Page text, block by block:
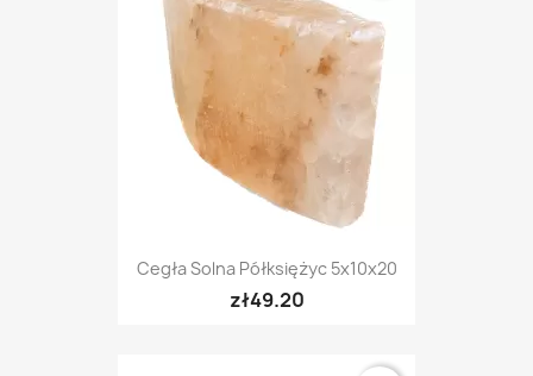
Cegła Solna Półksiężyc 5x10x20
zł49.20